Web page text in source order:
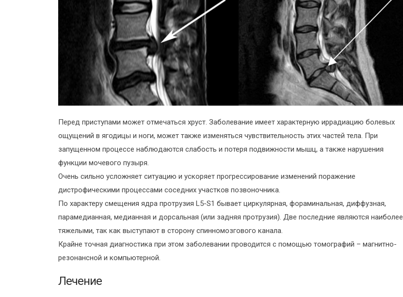
Перед приступами может отмечаться хруст. Заболевание имеет характерную иррадиацию болевых
ощущений в ягодицы и ноги, может также изменяться чувствительность этих частей тела. При
запущенном процессе наблюдаются слабость и потеря подвижности мышц, а также нарушения
функции мочевого пузыря.
Очень сильно усложняет ситуацию и ускоряет прогрессирование изменений поражение
дистрофическими процессами соседних участков позвоночника.
По характеру смещения ядра протрузия L5-S1 бывает циркулярная, фораминальная, диффузная,
парамедианная, медианная и дорсальная (или задняя протрузия). Две последние являются наиболее
тяжелыми, так как выступают в сторону спинномозгового канала.
Крайне точная диагностика при этом заболевании проводится с помощью томографий – магнитно-
резонансной и компьютерной.
Лечение